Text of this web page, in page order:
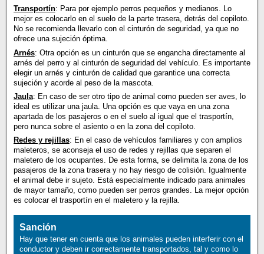
Transportín: Para por ejemplo perros pequeños y medianos. Lo
mejor es colocarlo en el suelo de la parte trasera, detrás del copiloto.
No se recomienda llevarlo con el cinturón de seguridad, ya que no
ofrece una sujeción óptima.
Arnés: Otra opción es un cinturón que se engancha directamente al
arnés del perro y al cinturón de seguridad del vehículo. Es importante
elegir un arnés y cinturón de calidad que garantice una correcta
sujeción y acorde al peso de la mascota.
Jaula: En caso de ser otro tipo de animal como pueden ser aves, lo
ideal es utilizar una jaula. Una opción es que vaya en una zona
apartada de los pasajeros o en el suelo al igual que el trasportín,
pero nunca sobre el asiento o en la zona del copiloto.
Redes y rejillas: En el caso de vehículos familiares y con amplios
maleteros, se aconseja el uso de redes y rejillas que separen el
maletero de los ocupantes. De esta forma, se delimita la zona de los
pasajeros de la zona trasera y no hay riesgo de colisión. Igualmente
el animal debe ir sujeto. Está especialmente indicado para animales
de mayor tamaño, como pueden ser perros grandes. La mejor opción
es colocar el trasportín en el maletero y la rejilla.
Sanción
Hay que tener en cuenta que los animales pueden interferir con el
conductor y deben ir correctamente transportados, tal y como lo